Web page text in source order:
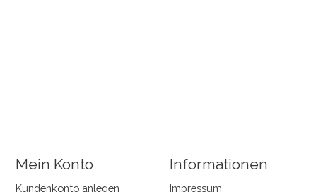
Mein Konto
Kundenkonto anlegen
Informationen
Impressum